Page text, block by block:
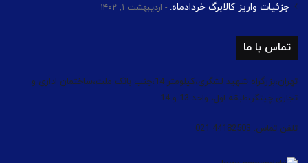
جزئیات واریز کالابرگ خردادماه: اردیبهشت ۱, ۱۴۰۲
تماس با ما
تهران،بزرگراه شهید لشگری،کیلومتر 14،جنب بانک ملت،ساختمان اداری و
تجاری چیتگر،طبقه اول، واحد 13 و 14
تلفن تماس: 44182503 021